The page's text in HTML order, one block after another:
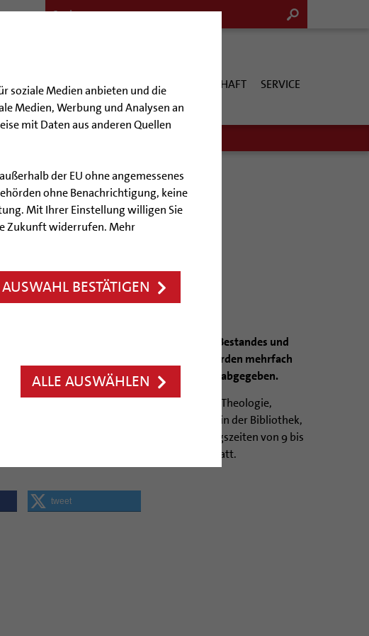
soziale Medien anbieten und die
Medien, Werbung und Analysen an
mit Daten aus anderen Quellen
der EU ohne angemessenes
ohne Benachrichtigung, keine
Mit Ihrer Einstellung willigen Sie
Zukunft widerrufen. Mehr
AUSWAHL BESTÄTIGEN
ALLE AUSWÄHLEN
BILDUNG & KULTUR KIRCHE & GESELLSCHAFT SERVICE
Dombibliothek
Werke erwerben
trennt sich von einem Teil ihres Bestandes und
Vom 13. bis 16. Dezember werden mehrfach
mehr benötigte Bücher gegen eine Spende abgegeben.
tausend Bände aus vielen Fachbereichen wie Theologie,
Kunst und Kultur an“, so die neue Leiterin der Bibliothek,
Der Flohmarkt findet zu den üblichen Öffnungszeiten von 9 bis
neben dem Foyer der Dombibliothek statt.
tweet